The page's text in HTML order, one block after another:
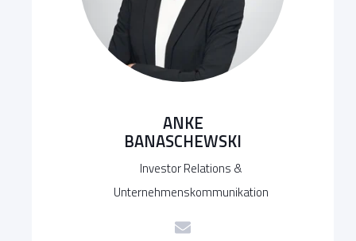
ANKE
BANASCHEWSKI
Investor Relations &
Unternehmenskommunikation